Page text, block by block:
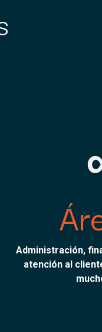
Administración,
atención al